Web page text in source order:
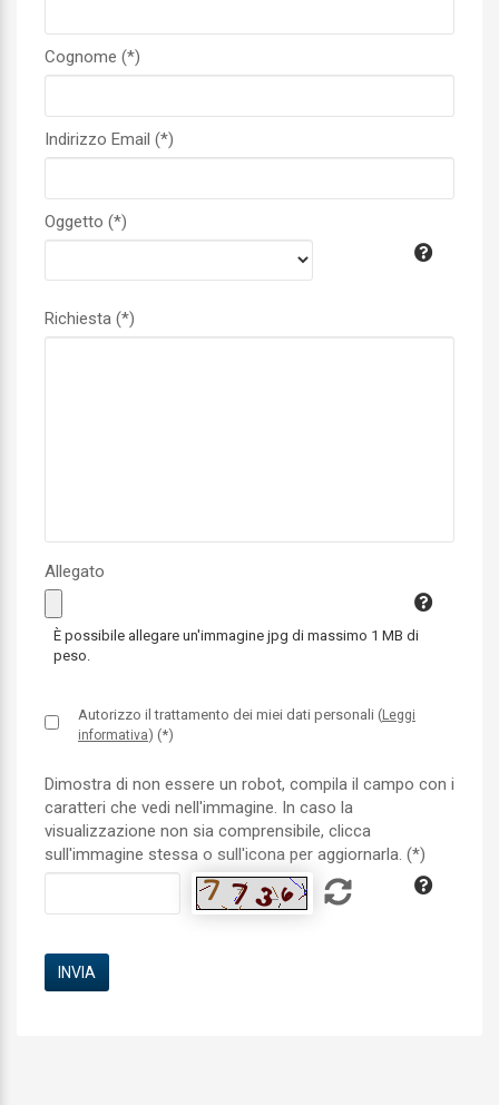
Cognome (*)
Indirizzo Email (*)
Oggetto (*)
Richiesta (*)
Allegato
È possibile allegare un'immagine jpg di massimo 1 MB di
peso.
Autorizzo il trattamento dei miei dati personali (Leggi
informativa) (*)
Dimostra di non essere un robot, compila il campo con i
caratteri che vedi nell'immagine. In caso la
visualizzazione non sia comprensibile, clicca
sull'immagine stessa o sull'icona per aggiornarla. (*)